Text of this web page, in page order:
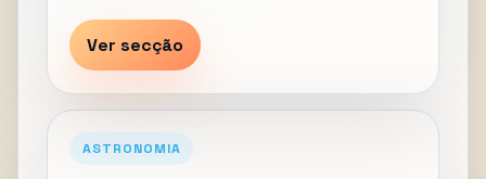
Ver secção
ASTRONOMIA